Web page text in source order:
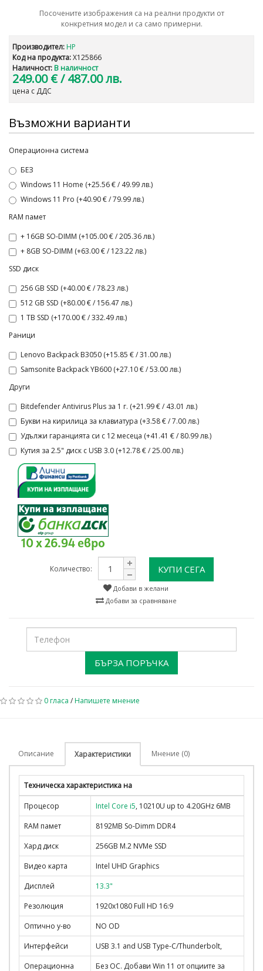
Посочените изображения са на реални продукти от
конкретния модел и са само примерни.
Производител: HP
Код на продукта:X125866
Наличност: В наличност
249.00 €/ 487.00 лв.
цена с ДДС
Възможни варианти
Операционна система
БЕЗ
Windows 11 Home (+25.56 € / 49.99 лв.)
Windows 11 Pro (+40.90 € / 79.99 лв.)
RAM памет
+ 16GB SO-DIMM (+105.00 € / 205.36 лв.)
+ 8GB SO-DIMM (+63.00 € / 123.22 лв.)
SSD диск
256 GB SSD (+40.00 € / 78.23 лв.)
512 GB SSD (+80.00 € / 156.47 лв.)
1 TB SSD (+170.00 € / 332.49 лв.)
Раници
Lenovo Backpack B3050 (+15.85 € / 31.00 лв.)
Samsonite Backpack YB600 (+27.10 € / 53.00 лв.)
Други
Bitdefender Antivirus Plus за 1 г. (+21.99 € / 43.01 лв.)
Букви на кирилица за клавиатура (+3.58 € / 7.00 лв.)
Удължи гаранцията си с 12 месеца (+41.41 € / 80.99 лв.)
Кутия за 2.5" диск с USB 3.0 (+12.78 € / 25.00 лв.)
10 x 26.94 евро
Количество: КУПИ СЕГА
Добави в желани
Добави за сравняване
БЪРЗА ПОРЪЧКА
0 гласа /Напишете мнение
Описание Характеристики Мнение (0)
Техническа характеристика на
Процесор Intel Core i5, 10210U up to 4.20GHz 6MB
RAM памет
8192MB So-Dimm DDR4
Хард диск
256GB M.2 NVMe SSD
Видео карта
Intel UHD Graphics
Дисплей
13.3"
Резолюция
1920x1080 Full HD 16:9
Оптично у-во
NO OD
Интерфейси
USB 3.1 and USB Type-C/Thunderbolt,
Операционна
Без ОС. Добави Win 11 от опциите за